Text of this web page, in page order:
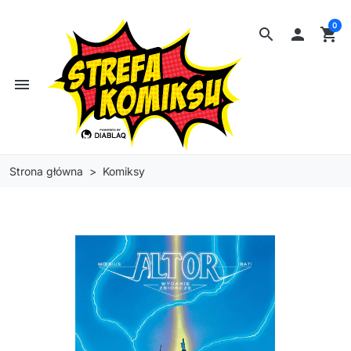
search
menu
 shopping_cart
0
Strona główna Komiksy